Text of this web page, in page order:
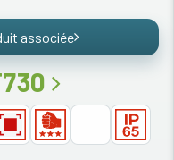
associée